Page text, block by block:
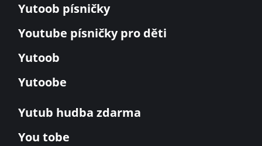
Yutoob písničky
Youtube písničky pro děti
Yutoob
Yutoobe
Yutub hudba zdarma
You tobe